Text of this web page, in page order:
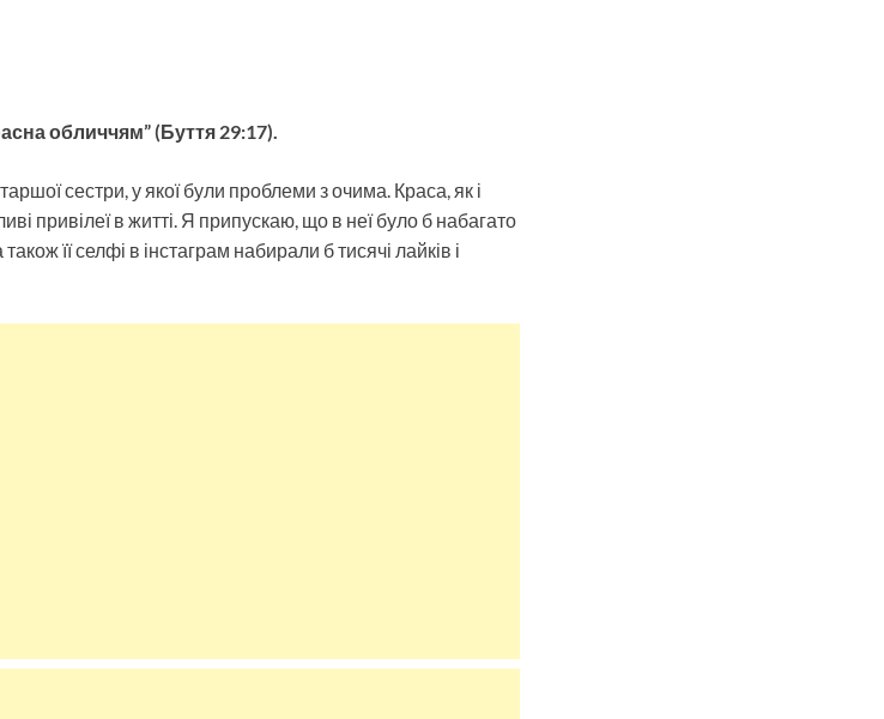
обличчям” (Буття 29:17).
сестри, у якої були проблеми з очима. Краса, як і
привілеї в житті. Я припускаю, що в неї було б набагато
її селфі в інстаграм набирали б тисячі лайків і